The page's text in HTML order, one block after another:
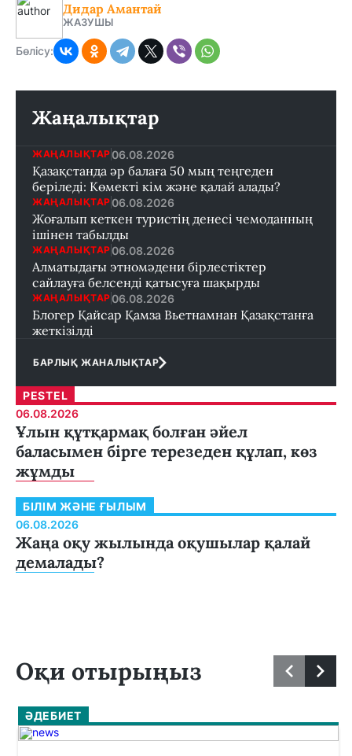
Дидар Амантай
ЖАЗУШЫ
Бөлісу:
Жаңалықтар
ЖАҢАЛЫҚТАР 06.08.2026
Қазақстанда әр балаға 50 мың теңгеден
беріледі: Көмекті кім және қалай алады?
ЖАҢАЛЫҚТАР 06.08.2026
Жоғалып кеткен туристің денесі чемоданның
ішінен табылды
ЖАҢАЛЫҚТАР 06.08.2026
Алматыдағы этномәдени бірлестіктер
сайлауға белсенді қатысуға шақырды
ЖАҢАЛЫҚТАР 06.08.2026
Блогер Қайсар Қамза Вьетнамнан Қазақстанға
жеткізілді
БАРЛЫҚ ЖАНАЛЫҚТАР
PESTEL
06.08.2026
Ұлын құтқармақ болған әйел
баласымен бірге терезеден құлап, көз
жұмды
БІЛІМ ЖӘНЕ ҒЫЛЫМ
06.08.2026
Жаңа оқу жылында оқушылар қалай
демалады?
Оқи отырыңыз
ӘДЕБИЕТ